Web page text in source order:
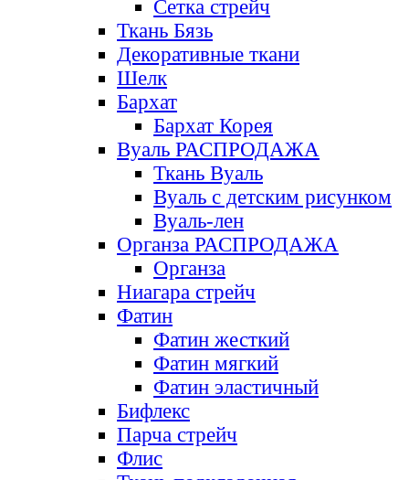
Сетка стрейч
Ткань Бязь
Декоративные ткани
Шелк
Бархат
Бархат Корея
Вуаль РАСПРОДАЖА
Ткань Вуаль
Вуаль с детским рисунком
Вуаль-лен
Органза РАСПРОДАЖА
Органза
Ниагара стрейч
Фатин
Фатин жесткий
Фатин мягкий
Фатин элаcтичный
Бифлекс
Парча стрейч
Флис